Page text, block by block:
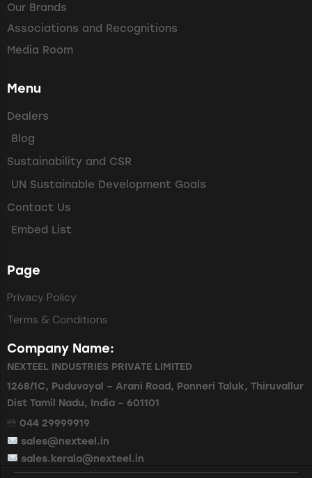
Our Brands
Associations and Recognitions
Media Room
Menu
Dealers
Blog
Sustainability and CSR
UN Sustainable Development Goals
Contact Us
Embed List
Page
Privacy Policy
Terms & Conditions
Company Name:
NEXTEEL INDUSTRIES PRIVATE LIMITED
1268/1C, Puduvoyal – Arani Road, Ponneri Taluk, Thiruvallur
Dist Tamil Nadu, India – 601101
🕾 044 29999919
sales@nexteel.in
sales.kerala@nexteel.in